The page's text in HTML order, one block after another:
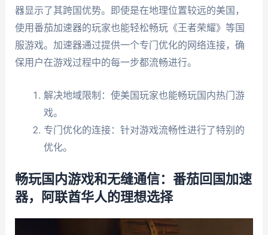
器显示了其跨国优势。即使是在地理位置较远的美国，
使用番茄加速器的玩家也能轻松畅玩《王者荣耀》等国
服游戏。加速器通过提供一个专门优化的网络连接，确
保用户在游戏过程中的每一步都流畅进行。
解决地域限制：使美国玩家也能畅玩国内热门游
戏。
专门优化的连接：针对游戏流畅性进行了特别的
优化。
畅玩国内游戏和无缝通信：番茄回国加速
器，阿联酋华人的理想选择